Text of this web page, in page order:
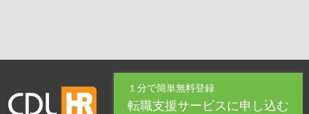
１分で簡単無料登録
転職支援サービスに申し込む